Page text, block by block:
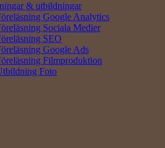
& utbildningar
Google Analytics
Sociala Medier
SEO
Google Ads
Filmproduktion
Foto